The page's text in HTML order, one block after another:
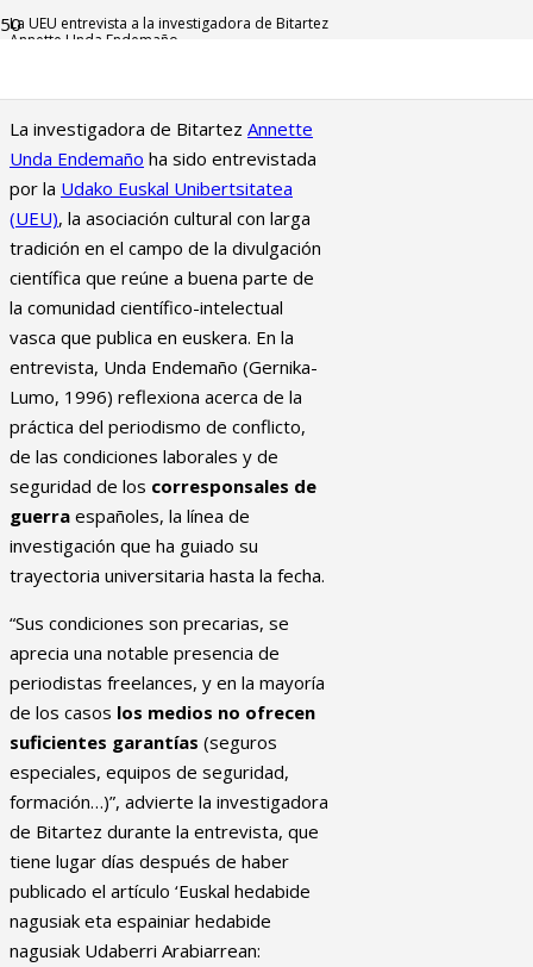
La UEU entrevista a la investigadora de Bitartez
Annette Unda Endemaño
La investigadora de Bitartez Annette
Unda Endemaño ha sido entrevistada
por la Udako Euskal Unibertsitatea
(UEU), la asociación cultural con larga
tradición en el campo de la divulgación
científica que reúne a buena parte de
la comunidad científico-intelectual
vasca que publica en euskera. En la
entrevista, Unda Endemaño (Gernika-
Lumo, 1996) reflexiona acerca de la
práctica del periodismo de conflicto,
de las condiciones laborales y de
seguridad de los corresponsales de
guerra españoles, la línea de
investigación que ha guiado su
trayectoria universitaria hasta la fecha.
“Sus condiciones son precarias, se
aprecia una notable presencia de
periodistas freelances, y en la mayoría
de los casos los medios no ofrecen
suficientes garantías (seguros
especiales, equipos de seguridad,
formación…)”, advierte la investigadora
de Bitartez durante la entrevista, que
tiene lugar días después de haber
publicado el artículo ‘Euskal hedabide
nagusiak eta espainiar hedabide
nagusiak Udaberri Arabiarrean: